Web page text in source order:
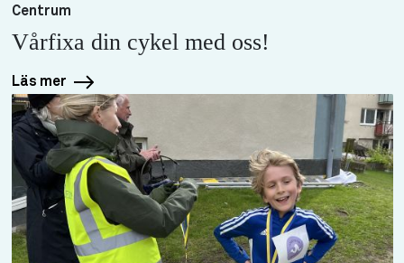
Centrum
Vårfixa din cykel med oss!
Läs mer